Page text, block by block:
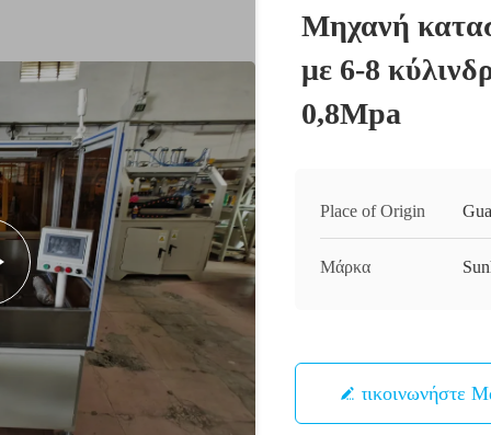
Μηχανή
με 6-8
0,8Mpa
Place of Origin
Μάρκα
Επικοινωνήστε